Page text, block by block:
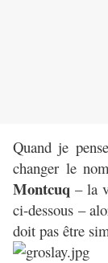
Quand je
changer le
Montcuq – la
ci-dessous –
doit pas être